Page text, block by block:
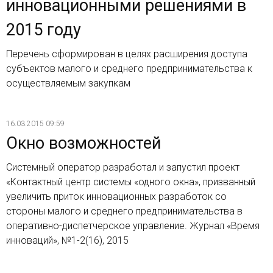
инновационными решениями в
2015 году
Перечень сформирован в целях расширения доступа
субъектов малого и среднего предпринимательства к
осуществляемым закупкам
16.03.2015 09:59
Окно возможностей
Системный оператор разработал и запустил проект
«Контактный центр системы «одного окна», призванный
увеличить приток инновационных разработок со
стороны малого и среднего предпринимательства в
оперативно-диспетчерское управление. Журнал «Время
инноваций», №1-2(16), 2015